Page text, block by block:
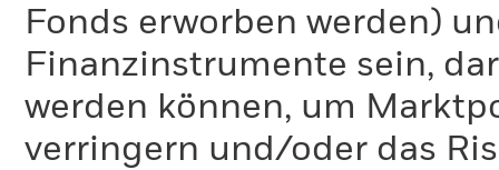
Fonds erworben werden)
Finanzinstrumente sein,
werden können, um
verringern und/oder das